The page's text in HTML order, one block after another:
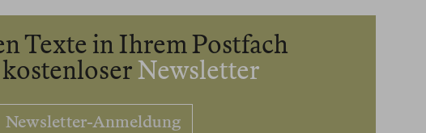
Texte in Ihrem Postfach
Newsletter
Newsletter-Anmeldung